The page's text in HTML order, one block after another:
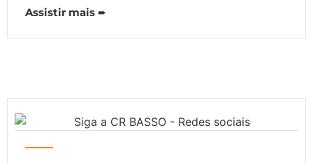
Assistir mais ➨